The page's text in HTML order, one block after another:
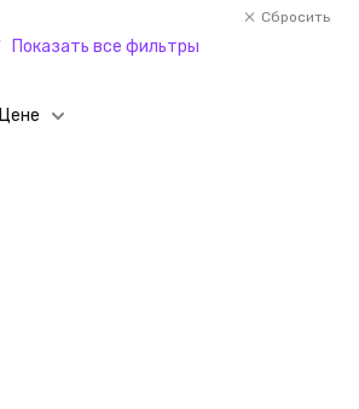
Сбросить
Показать все фильтры
Цене